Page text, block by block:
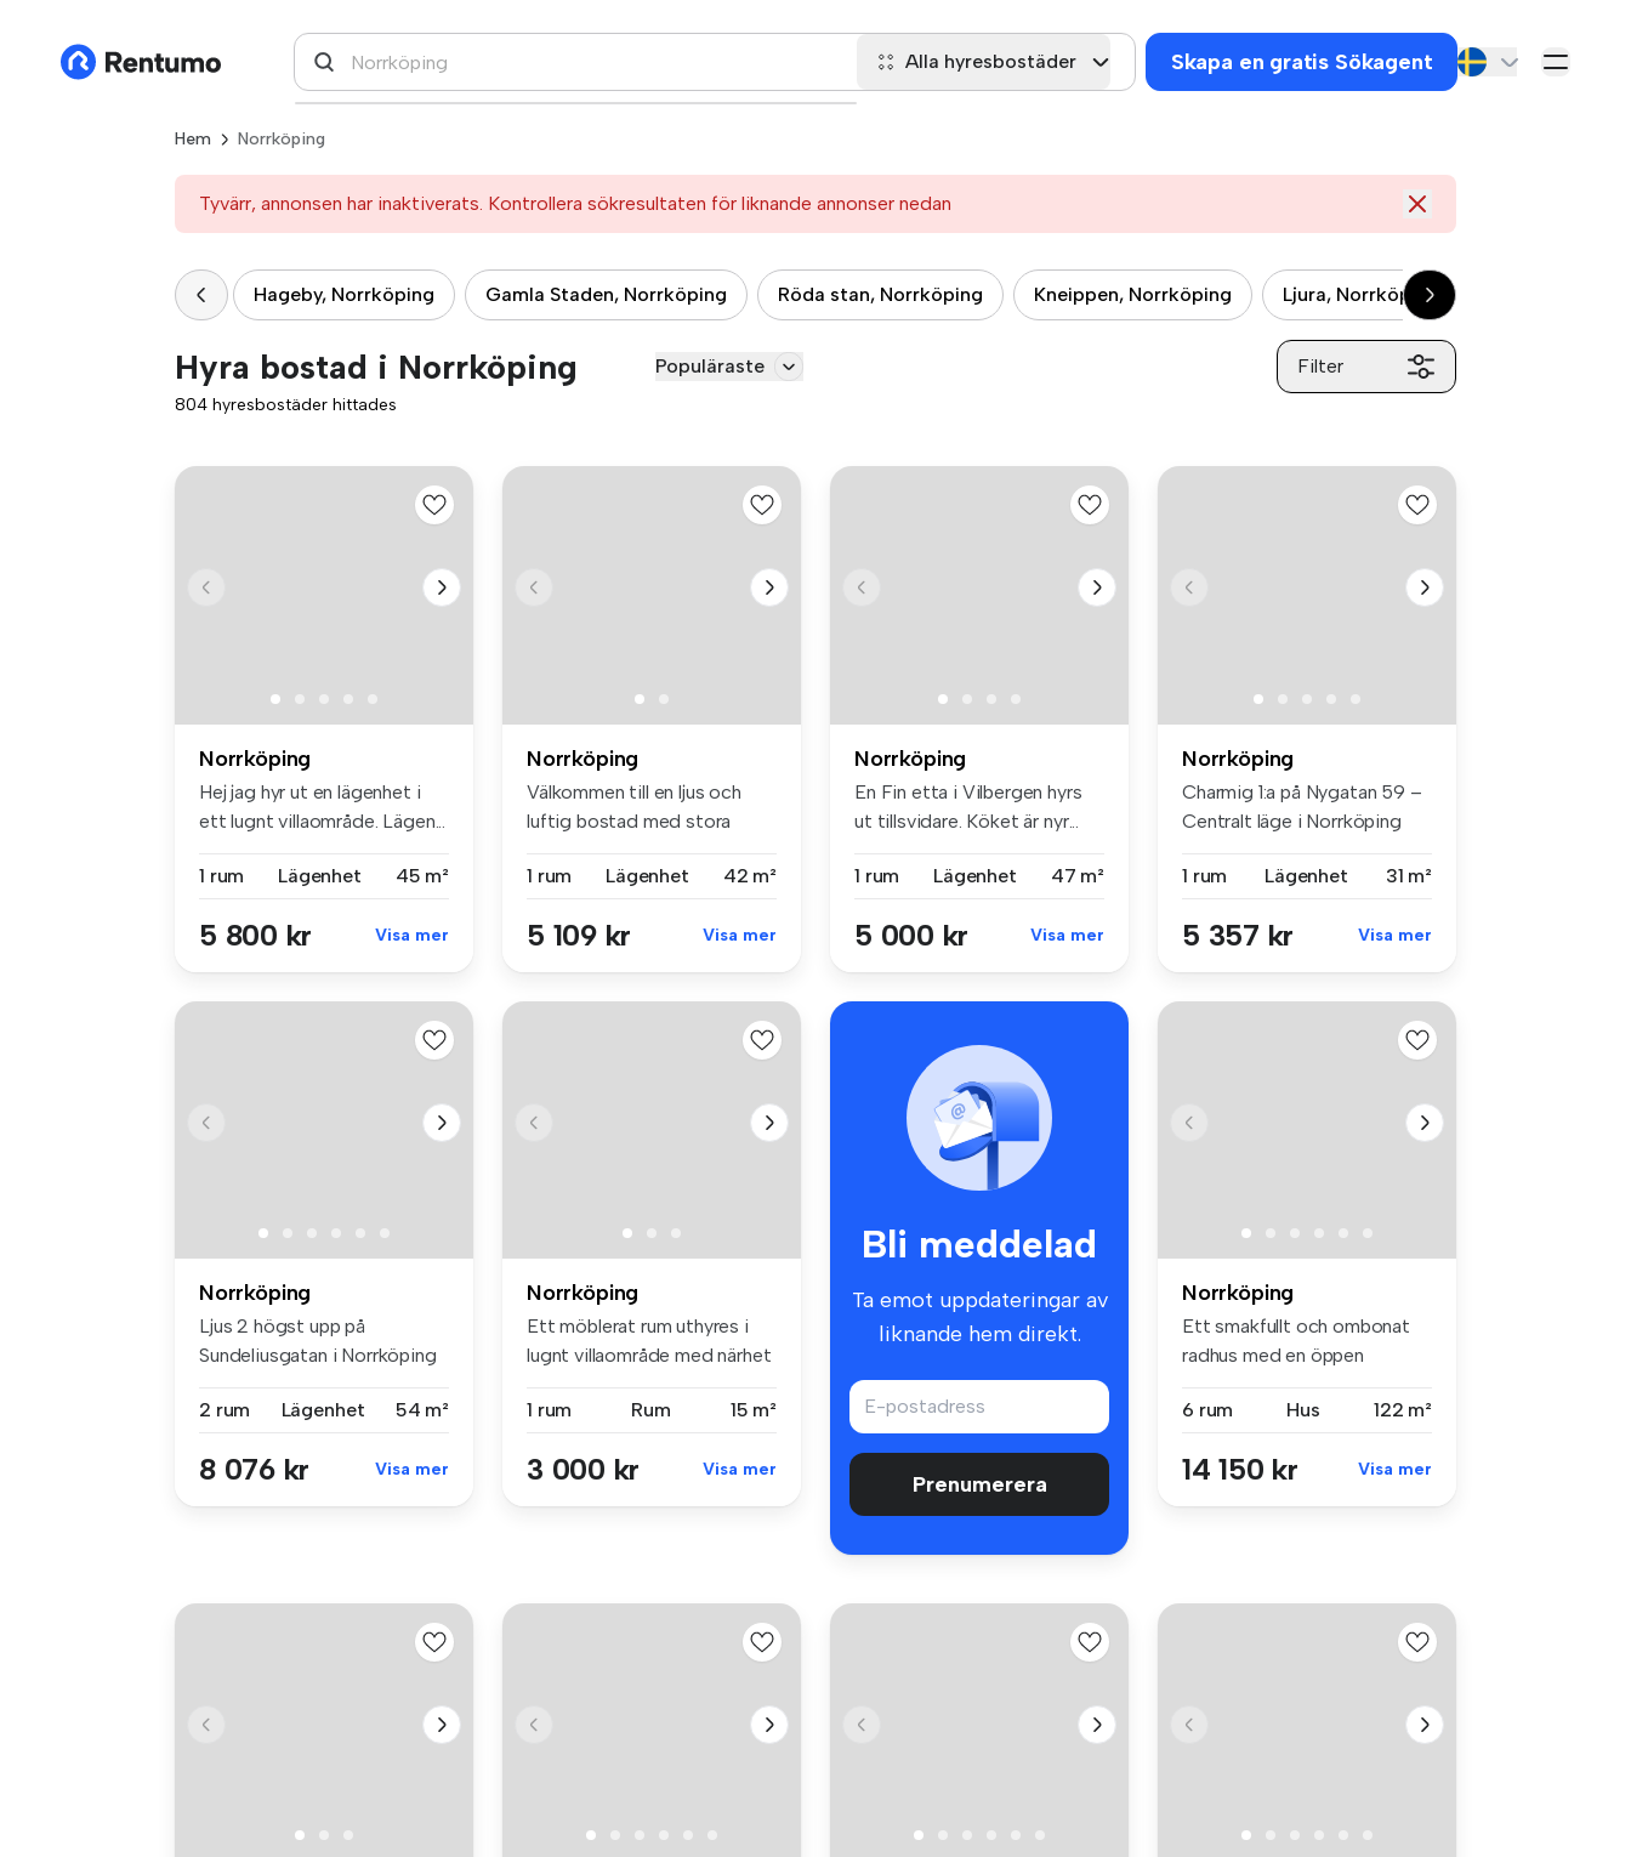
Alla hyresbostäder Skapa en gratis Sökagent
Hem Norrköping
Tyvärr, annonsen har inaktiverats. Kontrollera sökresultaten för liknande annonser nedan
Hageby, Norrköping Gamla Staden, Norrköping Röda stan, Norrköping Kneippen, Norrköping Ljura, Norrköping
Hyra bostad i Norrköping Populäraste Filter
804 hyresbostäder hittades
Norrköping
Hej jag hyr ut en lägenhet i
ett lugnt villaområde. Lägen...
1 rum Lägenhet 45 m²
5 800 kr Visa mer
Norrköping
Välkommen till en ljus och
luftig bostad med stora
1 rum
Lägenhet 42 m²
5 109 kr Visa mer
Norrköping
En Fin etta i Vilbergen hyrs
ut tillsvidare. Köket är nyr...
1 rum Lägenhet 47 m²
5 000 kr Visa mer
Norrköping
Charmig 1:a på Nygatan 59 –
Centralt läge i Norrköping
1 rum
Lägenhet 31 m²
5 357 kr Visa mer
Norrköping
Ljus 2 högst upp på
Sundeliusgatan i Norrköping
2 rum
Lägenhet 54 m²
8 076 kr Visa mer
Norrköping
Ett möblerat rum uthyres i
lugnt villaområde med närhet
1 rum
Rum 15 m²
3 000 kr Visa mer
Bli meddelad
Ta emot uppdateringar av
liknande hem direkt.
Prenumerera
Norrköping
Ett smakfullt och ombonat
radhus med en öppen
6 rum
Hus 122 m²
14 150 kr Visa mer